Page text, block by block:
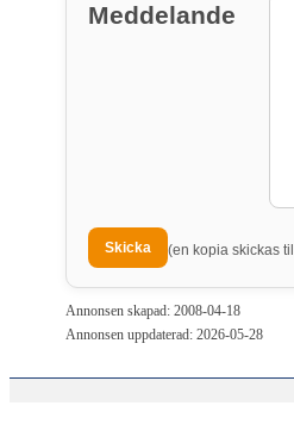
Meddelande
(en kopia skickas
Annonsen skapad: 2008-04-18
Annonsen uppdaterad: 2026-05-28